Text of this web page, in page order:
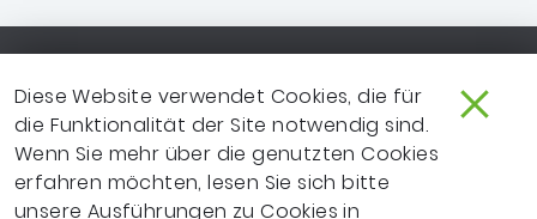
Diese Website verwendet Cookies, die für
die Funktionalität der Site notwendig sind.
Wenn Sie mehr über die genutzten Cookies
erfahren möchten, lesen Sie sich bitte
unsere Ausführungen zu Cookies in
SO ERREICHEN SIE UNS
EXTRANET
IMPRESSUM
NEWSLETTER
LEICHTE SPRACHE
DATENSCHUTZ